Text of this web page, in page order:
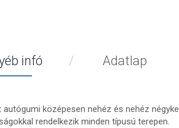
infó Adatlap
középesen nehéz és nehéz
rendelkezik minden típusú terepen.